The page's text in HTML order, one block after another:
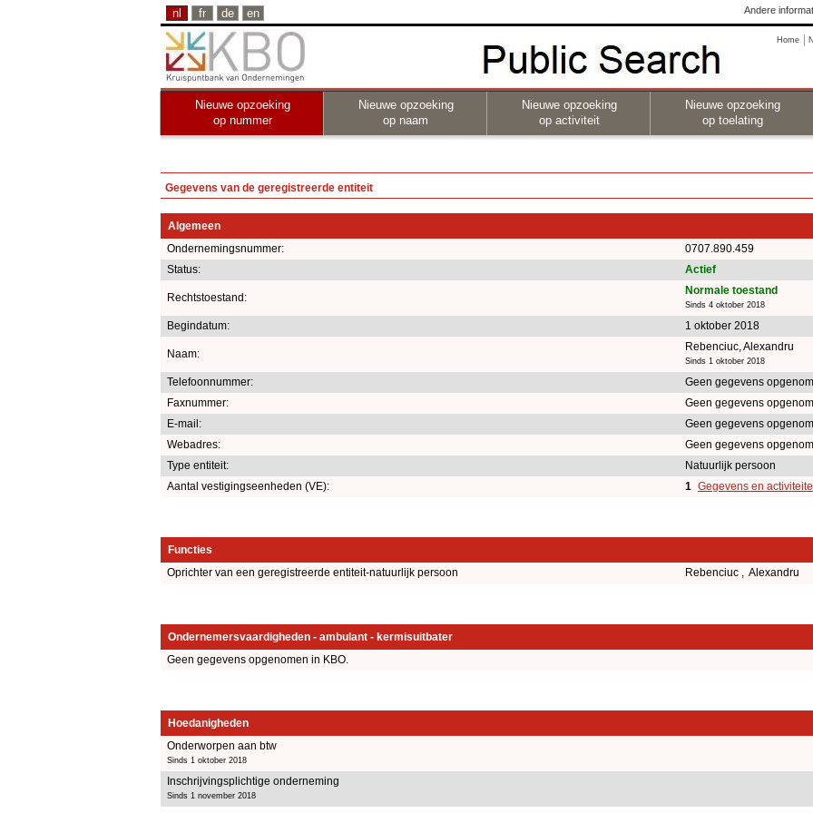
nl fr de en Andere
Home
Nieuwe opzoeking
op nummer
Nieuwe opzoeking
op naam
Nieuwe opzoeking
op activiteit
Nieuwe opzoeking
op toelating
Gegevens van de geregistreerde entiteit
Algemeen
Ondernemingsnummer:
0707.890.459
Status:
Actief
Rechtstoestand:
Normale toestand
Sinds 4 oktober 2018
Begindatum: 1 oktober 2018
Naam:
Rebenciuc, Alexandru
Sinds 1 oktober 2018
Telefoonnummer:
Geen gegevens
Faxnummer:
Geen gegevens
E-mail:
Geen gegevens
Webadres:
Geen gegevens
Type entiteit:
Natuurlijk persoon
Aantal vestigingseenheden (VE):
1 Gegevens en
Functies
Oprichter van een geregistreerde entiteit-natuurlijk persoon
Rebenciuc , Alexandru
Ondernemersvaardigheden - ambulant - kermisuitbater
Geen gegevens opgenomen in KBO.
Hoedanigheden
Onderworpen aan btw
Sinds 1 oktober 2018
Inschrijvingsplichtige onderneming
Sinds 1 november 2018